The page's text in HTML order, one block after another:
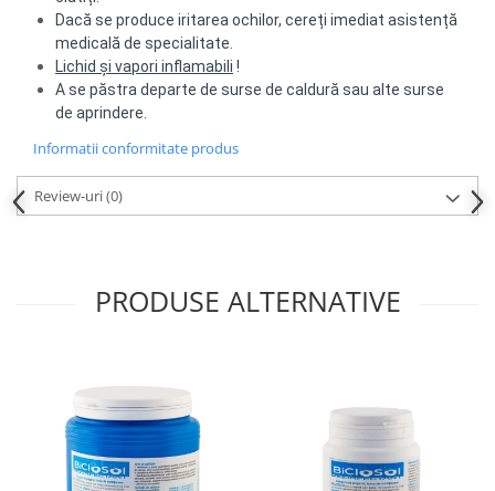
Dacă se produce iritarea ochilor, cereți imediat asistență
medicală de specialitate.
Lichid și vapori inflamabili !
A se păstra departe de surse de caldură sau alte surse
de aprindere.
Informatii conformitate produs
Review-uri(0)
PRODUSE ALTERNATIVE